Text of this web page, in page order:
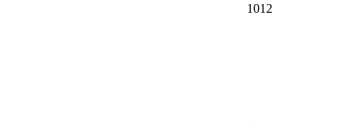
1012